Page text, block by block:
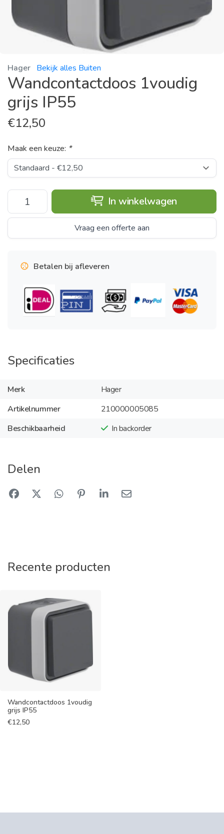
Hager Bekijk alles Buiten
Wandcontactdoos 1voudig
grijs IP55
€12,50
Maak een keuze: *
In winkelwagen
Vraag een offerte aan
Betalen bij afleveren
Specificaties
Merk
Hager
Artikelnummer
210000005085
Beschikbaarheid
In backorder
Delen
Recente producten
Wandcontactdoos 1voudig
grijs IP55
€12,50